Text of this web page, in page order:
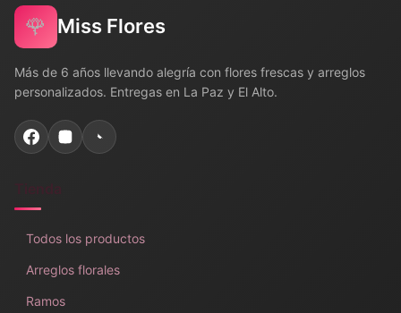
🌹 Miss Flores
Más de 6 años llevando alegría con flores frescas y arreglos
personalizados. Entregas en La Paz y El Alto.
Todos los productos
Arreglos florales
Ramos